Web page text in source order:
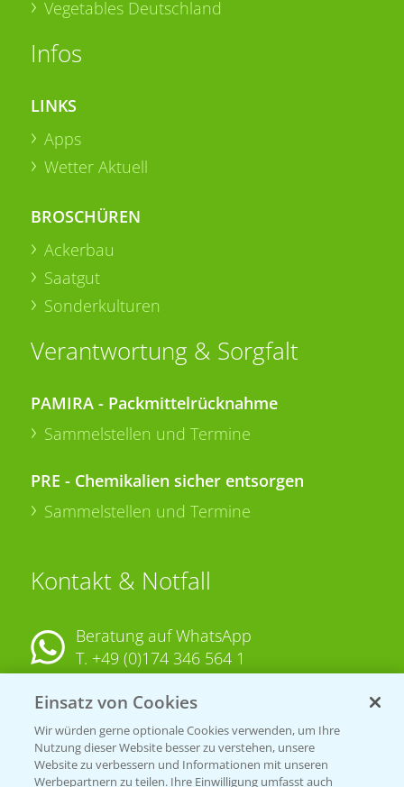
Vegetables Deutschland
Infos
LINKS
Apps
Wetter Aktuell
BROSCHÜREN
Ackerbau
Saatgut
Sonderkulturen
Verantwortung & Sorgfalt
PAMIRA - Packmittelrücknahme
Sammelstellen und Termine
PRE - Chemikalien sicher entsorgen
Sammelstellen und Termine
Kontakt & Notfall
Beratung auf WhatsApp
T. +49 (0)174 346 564 1
KONTAKT
Hilfe in Notfällen
Einsatz von Cookies
Wir würden gerne optionale Cookies verwenden, um Ihre
Nutzung dieser Website besser zu verstehen, unsere
Website zu verbessern und Informationen mit unseren
Werbepartnern zu teilen. Ihre Einwilligung umfasst auch